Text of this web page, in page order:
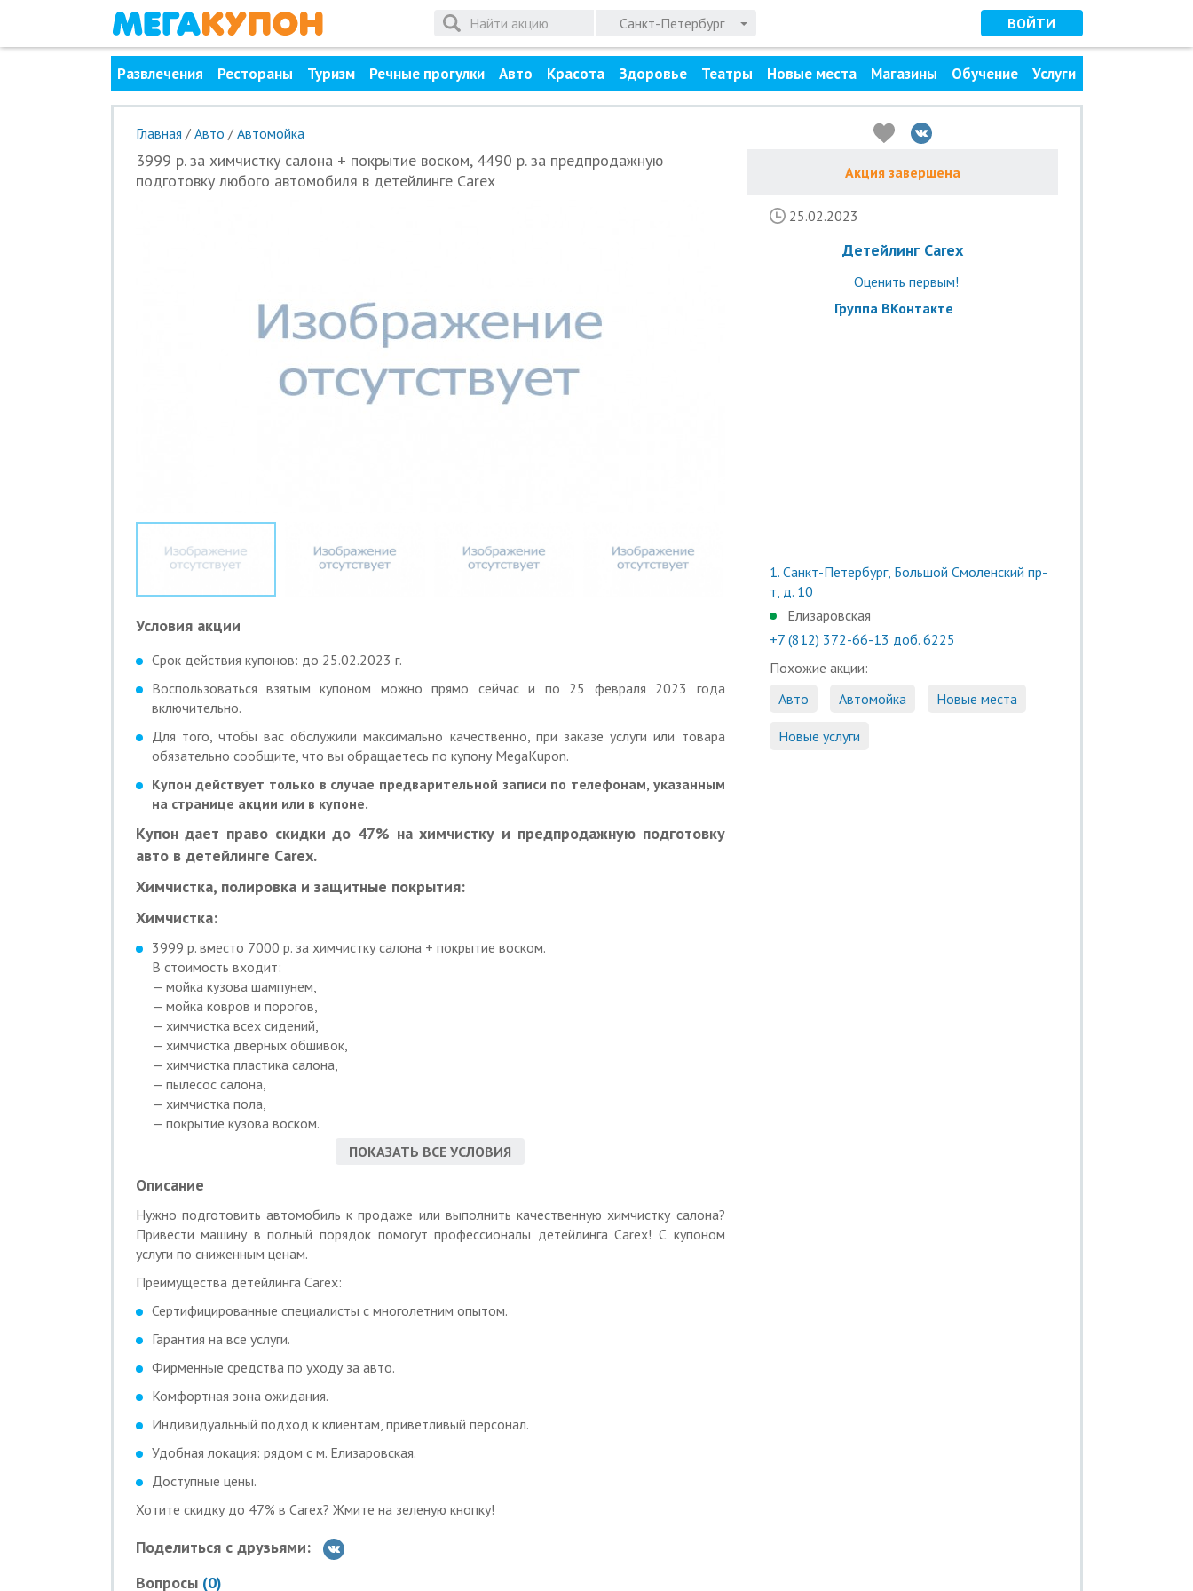
Санкт-Петербург ВОЙТИ
Развлечения Рестораны Туризм Речные прогулки Авто Красота Здоровье Театры Новые места Магазины Обучение Услуги
Главная / Авто / Автомойка
3999 р. за химчистку салона + покрытие воском, 4490 р. за предпродажную
подготовку любого автомобиля в детейлинге Carex
Условия акции
Срок действия купонов: до 25.02.2023 г.
Воспользоваться взятым купоном можно прямо сейчас и по 25 февраля 2023 года
включительно.
Для того, чтобы вас обслужили максимально качественно, при заказе услуги или товара
обязательно сообщите, что вы обращаетесь по купону MegaKupon.
Купон действует только в случае предварительной записи по телефонам, указанным
на странице акции или в купоне.
Купон дает право скидки до 47% на химчистку и предпродажную подготовку
авто в детейлинге Carex.
Химчистка, полировка и защитные покрытия:
Химчистка:
3999 р. вместо 7000 р. за химчистку салона + покрытие воском.
В стоимость входит:
— мойка кузова шампунем,
— мойка ковров и порогов,
— химчистка всех сидений,
— химчистка дверных обшивок,
— химчистка пластика салона,
— пылесос салона,
— химчистка пола,
— покрытие кузова воском.
— химчистка потолка — 1500 р.,
— химчистка багажника — 500 р.
— паркетник, кроссовер — 1000 р.;
— джипы, внедорожник — 1500 р.;
— микроавтобус — 2500 р.
При сильных загрязнениях окончательная стоимость со скидкой оговаривается на месте.
Предпродажная подготовка:
4490 р. вместо 8000 р. за предпродажную подготовку любого автомобиля.
— мойка «Люкс»;
— локальная химчистка салона;
— обезжиривание кузова;
— покрытие кузова кварцевым составом;
— «Антидождь» на все стекла;
— химчистка дисков;
— очернение резины.
2250 р. вместо 4500 р. за легкую полировку кузова
Доплаты за класс:
— паркетник, кроссовер — 500 р.;
— джипы, внедорожник — 1000 р.;
ПОКАЗАТЬ ВСЕ УСЛОВИЯ
Описание
Нужно подготовить автомобиль к продаже или выполнить качественную химчистку салона?
Привести машину в полный порядок помогут профессионалы детейлинга Carex! С купоном
услуги по сниженным ценам.
Преимущества детейлинга Carex:
Сертифицированные специалисты с многолетним опытом.
Гарантия на все услуги.
Фирменные средства по уходу за авто.
Комфортная зона ожидания.
Индивидуальный подход к клиентам, приветливый персонал.
Удобная локация: рядом с м. Елизаровская.
Доступные цены.
Хотите скидку до 47% в Carex? Жмите на зеленую кнопку!
Поделиться с друзьями:
Вопросы (0)
Акция завершена
25.02.2023
Детейлинг Carex
Оценить первым!
Группа ВКонтакте
1. Санкт-Петербург, Большой Смоленский пр-
т, д. 10
Елизаровская
+7 (812) 372-66-13 доб. 6225
Похожие акции:
Авто
Автомойка Новые места
Новые услуги